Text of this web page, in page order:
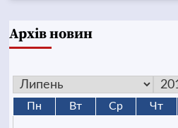
Архів новин
Пн Вт Ср Чт